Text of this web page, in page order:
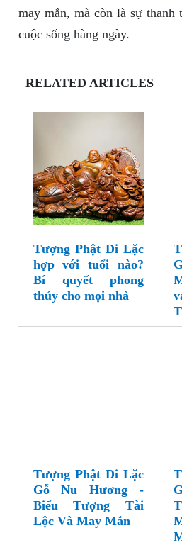
may mắn, mà còn là sự thanh
cuộc sống hàng ngày.
RELATED ARTICLES
Tượng Phật Di Lặc
hợp với tuổi nào?
Bí quyết phong
thủy cho mọi nhà
Tượng Phật Di Lặc
Gỗ Nu Hương -
Biểu Tượng Tài
Lộc Và May Mắn